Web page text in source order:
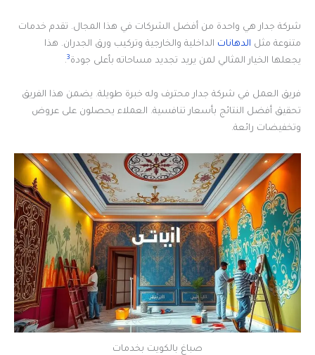
شركة جدار هي واحدة من أفضل الشركات في هذا المجال. تقدم خدمات
متنوعة مثل الدهانات الداخلية والخارجية وتركيب ورق الجدران. هذا
يجعلها الخيار المثالي لمن يريد تجديد مساحاته بأعلى جودة3
.
فريق العمل في شركة جدار محترف وله خبرة طويلة. يضمن هذا الفريق
تحقيق أفضل النتائج بأسعار تنافسية. العملاء يحصلون على عروض
وتخفيضات رائعة.
صباغ بالكويت بخدمات